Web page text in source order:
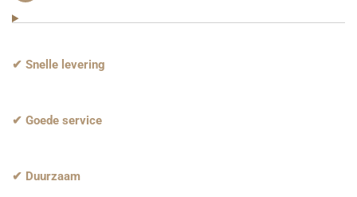
✔ Snelle levering
✔ Goede service
✔ Duurzaam